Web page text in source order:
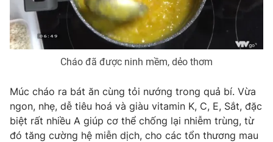
Liên hệ quảng cáo: 024-7300.7108
Cháo đã được ninh mềm, dẻo thơm
Múc cháo ra bát ăn cùng tỏi nướng trong quả bí. Vừa
ngon, nhẹ, dễ tiêu hoá và giàu vitamin K, C, E, Sắt, đặc
biệt rất nhiều A giúp cơ thể chống lại nhiễm trùng, từ
đó tăng cường hệ miễn dịch, cho các tổn thương mau